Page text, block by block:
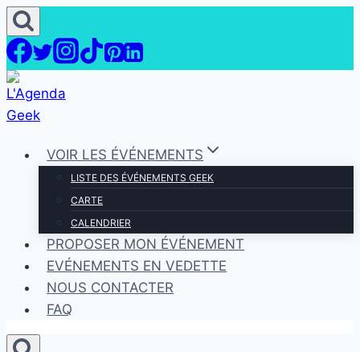
Aller
au
contenu
VOIR LES ÉVÉNEMENTS
LISTE DES ÉVÉNEMENTS GEEK
CARTE
CALENDRIER
PROPOSER MON ÉVÉNEMENT
EVÉNEMENTS EN VEDETTE
NOUS CONTACTER
FAQ